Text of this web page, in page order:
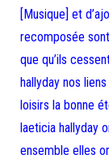
[Musique] et
recomposée
que qu’ils
hallyday nos
loisirs la bonne
laeticia hallyday
ensemble elles